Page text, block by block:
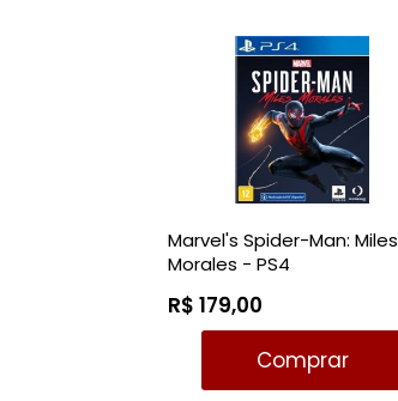
Marvel's Spider-Man: Miles
Morales - PS4
R$ 179,00
Comprar